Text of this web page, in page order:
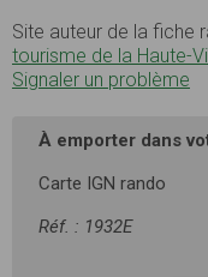
Site auteur de la fiche
tourisme de la Haute-
Signaler un problème
À emporter dans
Carte IGN rando
Réf. : 1932E